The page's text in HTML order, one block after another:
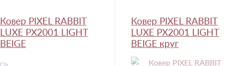
Ковер PIXEL RABBIT
LUXE PX2001 LIGHT
BEIGE
Ковер PIXEL RABBIT
LUXE PX2001 LIGHT
BEIGE круг